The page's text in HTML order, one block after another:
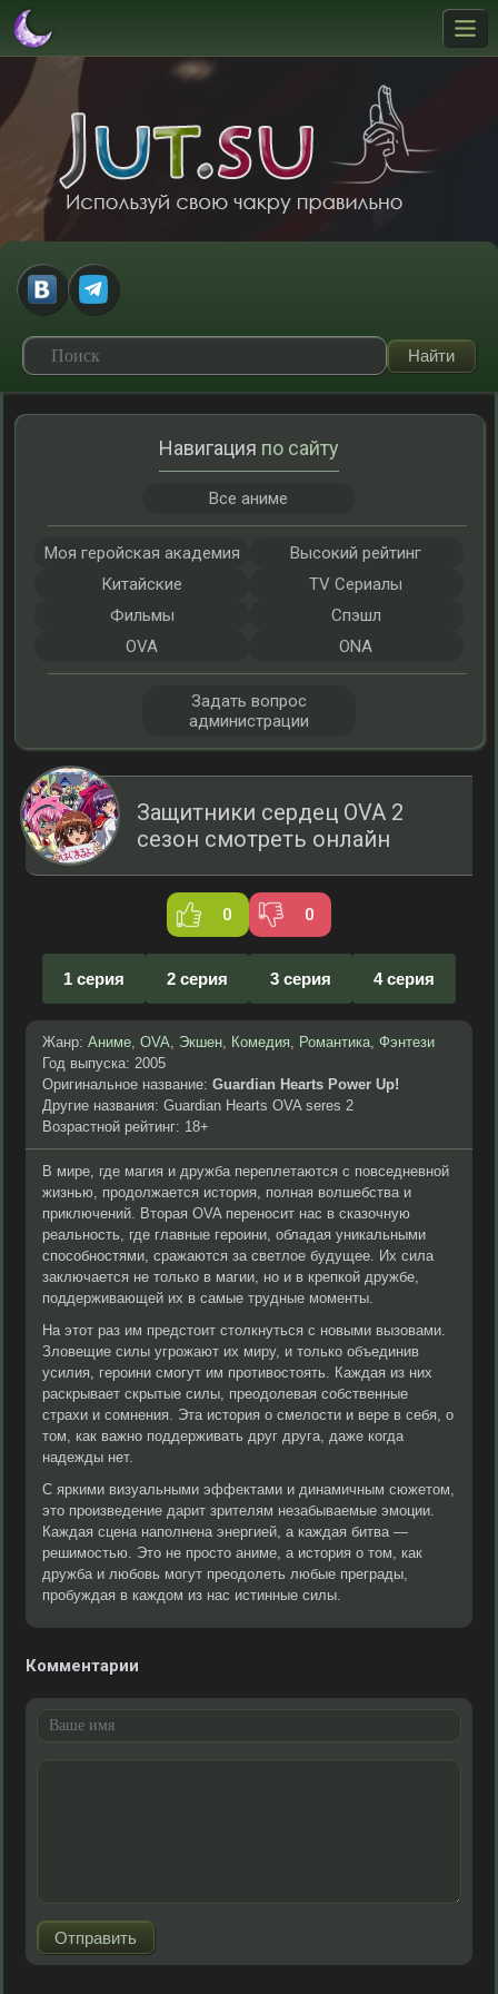
Защитники сердец OVA 2
сезон смотреть онлайн
0 0
1 серия 2 серия 3 серия 4 серия
Жанр: Аниме, OVA, Экшен, Комедия, Романтика, Фэнтези
Год выпуска: 2005
Оригинальное название: Guardian Hearts Power Up!
Другие названия: Guardian Hearts OVA seres 2
Возрастной рейтинг: 18+
В мире, где магия и дружба переплетаются с повседневной
жизнью, продолжается история, полная волшебства и
приключений. Вторая OVA переносит нас в сказочную
реальность, где главные героини, обладая уникальными
способностями, сражаются за светлое будущее. Их сила
заключается не только в магии, но и в крепкой дружбе,
поддерживающей их в самые трудные моменты.
На этот раз им предстоит столкнуться с новыми вызовами.
Зловещие силы угрожают их миру, и только объединив
усилия, героини смогут им противостоять. Каждая из них
раскрывает скрытые силы, преодолевая собственные
страхи и сомнения. Эта история о смелости и вере в себя, о
том, как важно поддерживать друг друга, даже когда
надежды нет.
С яркими визуальными эффектами и динамичным сюжетом,
это произведение дарит зрителям незабываемые эмоции.
Каждая сцена наполнена энергией, а каждая битва —
решимостью. Это не просто аниме, а история о том, как
дружба и любовь могут преодолеть любые преграды,
пробуждая в каждом из нас истинные силы.
Комментарии
Навигация по сайту
Все аниме
Моя геройская академия
Высокий рейтинг
Китайские
TV Сериалы
Фильмы
Спэшл
OVA
ONA
Задать вопрос
администрации